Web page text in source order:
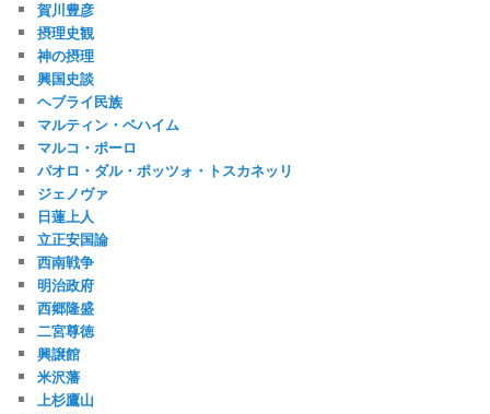
賀川豊彦
摂理史観
神の摂理
興国史談
ヘブライ民族
マルティン・ベハイム
マルコ・ポーロ
パオロ・ダル・ポッツォ・トスカネッリ
ジェノヴァ
日蓮上人
立正安国論
西南戦争
明治政府
西郷隆盛
二宮尊徳
興譲館
米沢藩
上杉鷹山